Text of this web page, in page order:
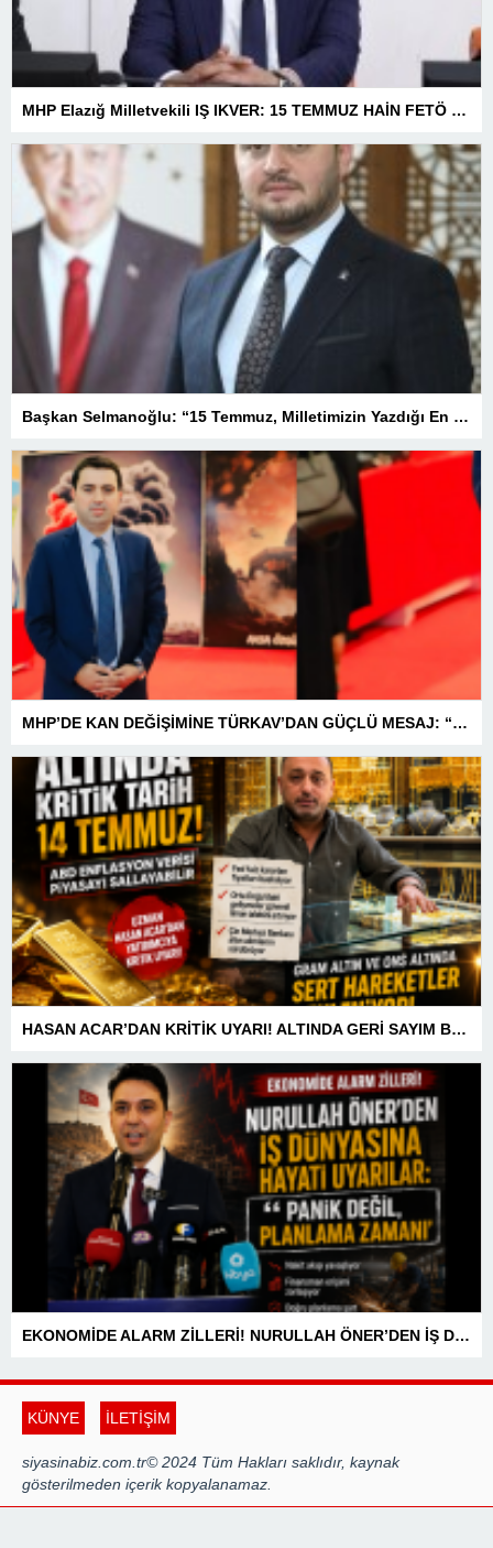
MHP Elazığ Milletvekili IŞ IKVER: 15 TEMMUZ HAİN FETÖ KALKIŞMASI TÜRKİYE’Yİ İŞGAL GİRİŞİMİDİR
Başkan Selmanoğlu: “15 Temmuz, Milletimizin Yazdığı En Büyük Demokrasi Destanlarından Biridir”
MHP’DE KAN DEĞİŞİMİNE TÜRKAV’DAN GÜÇLÜ MESAJ: “BİRLİK VE BERABERLİKLE DAHA GÜÇLÜYÜZ”
HASAN ACAR’DAN KRİTİK UYARI! ALTINDA GERİ SAYIM BAŞLADI! 14 TEMMUZ’DAKİ VERİ PİYASALARIN YÖNÜNÜ BELİRLEYECEK
EKONOMİDE ALARM ZİLLERİ! NURULLAH ÖNER’DEN İŞ DÜNYASINA HAYATİ UYARILAR: “PANİK DEĞİL, PLANLAMA ZAMANI”
KÜNYE İLETİŞİM
siyasinabiz.com.tr© 2024 Tüm Hakları saklıdır, kaynak
gösterilmeden içerik kopyalanamaz.